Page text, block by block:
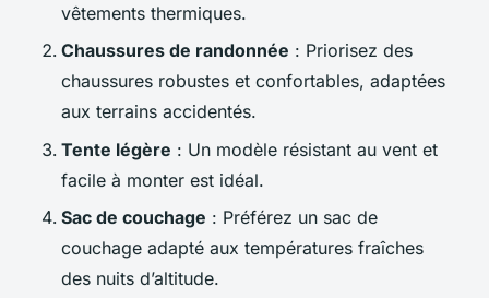
vêtements thermiques.
Chaussures de randonnée : Priorisez des
chaussures robustes et confortables, adaptées
aux terrains accidentés.
Tente légère : Un modèle résistant au vent et
facile à monter est idéal.
Sac de couchage : Préférez un sac de
couchage adapté aux températures fraîches
des nuits d’altitude.